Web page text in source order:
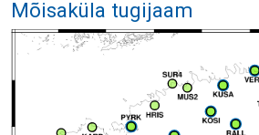
Mõisaküla tugijaam